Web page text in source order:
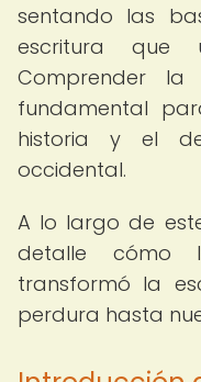
sentando las
escritura que
Comprender la
fundamental
historia y el
occidental.
A lo largo de
detalle cómo
transformó la
perdura hasta